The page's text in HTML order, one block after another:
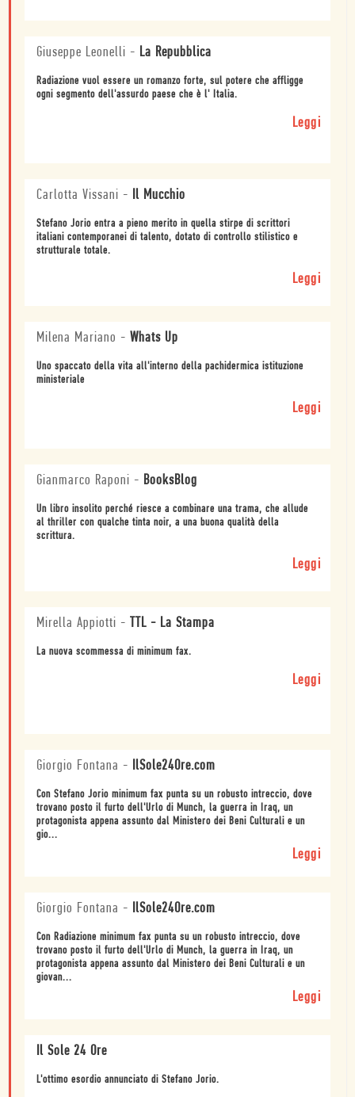
Giuseppe Leonelli - La Repubblica
Radiazione vuol essere un romanzo forte, sul potere che affligge
ogni segmento dell'assurdo paese che è l' Italia.
Leggi
Carlotta Vissani - Il Mucchio
Stefano Jorio entra a pieno merito in quella stirpe di scrittori
italiani contemporanei di talento, dotato di controllo stilistico e
strutturale totale.
Leggi
Milena Mariano - Whats Up
Uno spaccato della vita all'interno della pachidermica istituzione
ministeriale
Leggi
Gianmarco Raponi - BooksBlog
Un libro insolito perché riesce a combinare una trama, che allude
al thriller con qualche tinta noir, a una buona qualità della
scrittura.
Leggi
Mirella Appiotti - TTL - La Stampa
La nuova scommessa di minimum fax.
Leggi
Giorgio Fontana - IlSole24Ore.com
Con Stefano Jorio minimum fax punta su un robusto intreccio, dove
trovano posto il furto dell'Urlo di Munch, la guerra in Iraq, un
protagonista appena assunto dal Ministero dei Beni Culturali e un
gio...
Leggi
Giorgio Fontana - IlSole24Ore.com
Con Radiazione minimum fax punta su un robusto intreccio, dove
trovano posto il furto dell'Urlo di Munch, la guerra in Iraq, un
protagonista appena assunto dal Ministero dei Beni Culturali e un
giovan...
Leggi
Il Sole 24 Ore
L'ottimo esordio annunciato di Stefano Jorio.